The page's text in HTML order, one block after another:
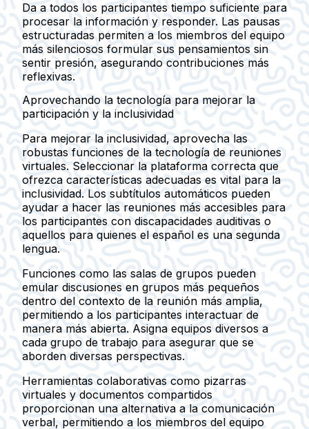
Da a todos los participantes tiempo suficiente para
procesar la información y responder. Las pausas
estructuradas permiten a los miembros del equipo
más silenciosos formular sus pensamientos sin
sentir presión, asegurando contribuciones más
reflexivas.
Aprovechando la tecnología para mejorar la
participación y la inclusividad
Para mejorar la inclusividad, aprovecha las
robustas funciones de la tecnología de reuniones
virtuales. Seleccionar la plataforma correcta que
ofrezca características adecuadas es vital para la
inclusividad. Los subtítulos automáticos pueden
ayudar a hacer las reuniones más accesibles para
los participantes con discapacidades auditivas o
aquellos para quienes el español es una segunda
lengua.
Funciones como las salas de grupos pueden
emular discusiones en grupos más pequeños
dentro del contexto de la reunión más amplia,
permitiendo a los participantes interactuar de
manera más abierta. Asigna equipos diversos a
cada grupo de trabajo para asegurar que se
aborden diversas perspectivas.
Herramientas colaborativas como pizarras
virtuales y documentos compartidos
proporcionan una alternativa a la comunicación
verbal, permitiendo a los miembros del equipo